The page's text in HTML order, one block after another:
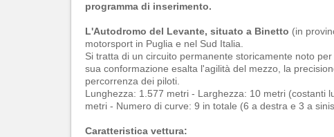
programma di inserimento.
L'Autodromo del Levante, situato a Binetto (in
motorsport in Puglia e nel Sud Italia.
Si tratta di un circuito permanente storicamente noto
sua conformazione esalta l'agilità del mezzo, la
percorrenza dei piloti.
Lunghezza: 1.577 metri - Larghezza: 10 metri (costanti
metri - Numero di curve: 9 in totale (6 a destra e 3 a
Caratteristica vettura: